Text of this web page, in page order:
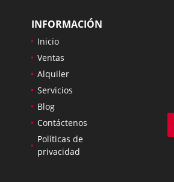
INFORMACIÓN
Inicio
Ventas
Alquiler
Servicios
Blog
Contáctenos
Políticas de
privacidad